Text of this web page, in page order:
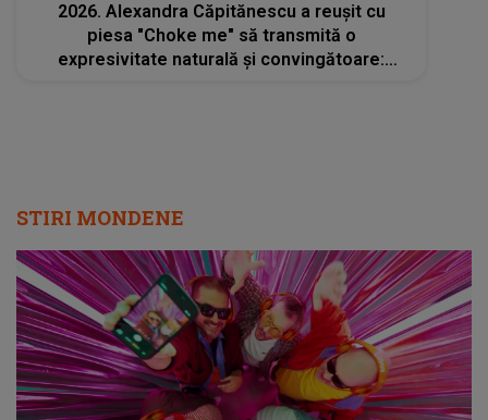
2026. Alexandra Căpitănescu a reușit cu
piesa "Choke me" să transmită o
expresivitate naturală și convingătoare:
STIRI MONDENE